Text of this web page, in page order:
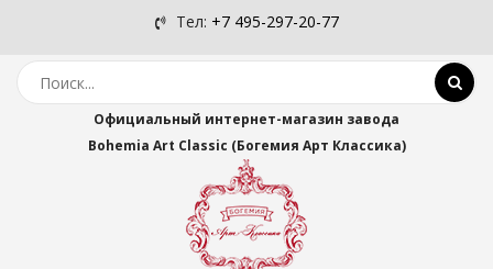
Тел: +7 495-297-20-77
Официальный интернет-магазин завода
Bohemia Art Classic (Богемия Арт Классика)